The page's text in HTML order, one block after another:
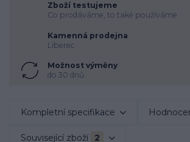
Zboží testujeme
Co prodáváme, to také používáme
Kamenná prodejna
Liberec
Možnost výměny
do 30 dnů
Kompletní specifikace
Související zboží 2